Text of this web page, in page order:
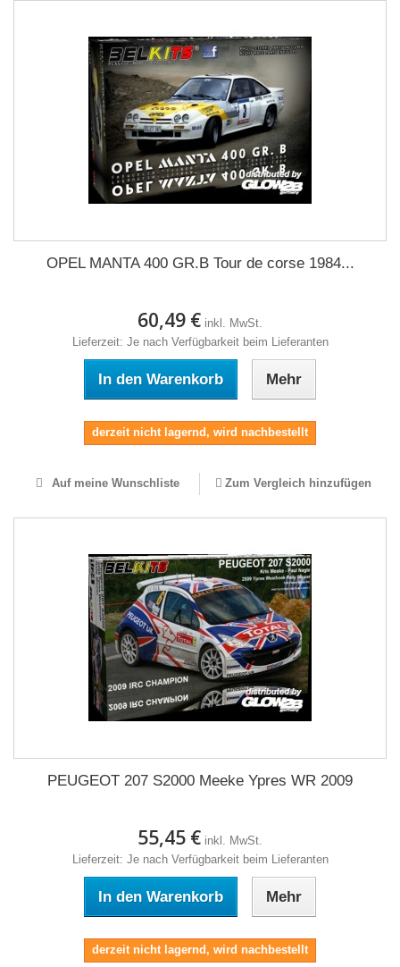
OPEL MANTA 400 GR.B Tour de corse 1984...
60,49 € inkl. MwSt.
Lieferzeit: Je nach Verfügbarkeit beim Lieferanten
In den Warenkorb Mehr
derzeit nicht lagernd, wird nachbestellt
Auf meine Wunschliste Zum Vergleich hinzufügen
PEUGEOT 207 S2000 Meeke Ypres WR 2009
55,45 € inkl. MwSt.
Lieferzeit: Je nach Verfügbarkeit beim Lieferanten
In den Warenkorb Mehr
derzeit nicht lagernd, wird nachbestellt